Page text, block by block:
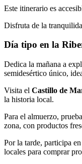
Este itinerario es
Disfruta de la
Día tipo en la
Dedica la mañana a
semidesértico único,
Visita el Castillo de
la historia local.
Para el almuerzo,
zona, con productos
Por la tarde, participa
locales para comprar